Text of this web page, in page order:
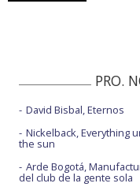
PRO.
David Bisbal, Eternos
Nickelback, Everything
the sun
Arde Bogotá,
del club de la gente sola